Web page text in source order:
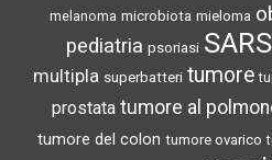
melanoma microbiota mieloma
pediatria psoriasi
multipla superbatteri tumore
prostata tumore al
tumore del colon tumore ovarico